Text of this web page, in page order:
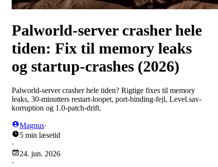
Palworld-server crasher hele
tiden: Fix til memory leaks
og startup-crashes (2026)
Palworld-server crasher hele tiden? Rigtige fixes til memory
leaks, 30-minutters restart-loopet, port-binding-fejl, Level.sav-
korruption og 1.0-patch-drift.
Magnus·
5 min læsetid
·
24. jun. 2026
·